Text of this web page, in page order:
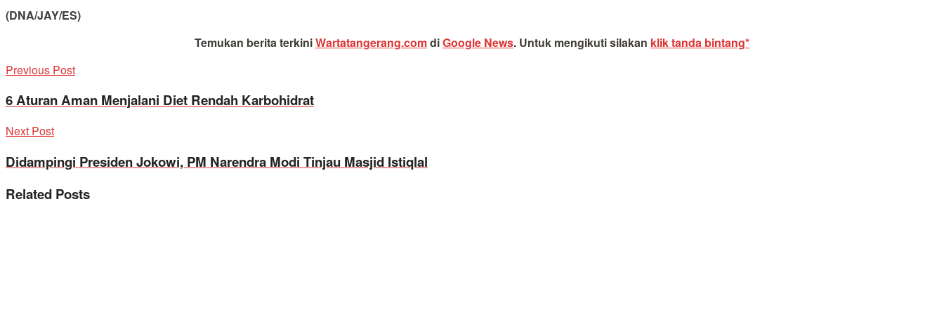
(DNA/JAY/ES)
Temukan berita terkiniWartatangerang.comdiGoogle News. Untuk mengikuti silakan klik tanda bintang*
Previous Post
6 Aturan Aman Menjalani Diet Rendah Karbohidrat
Next Post
Didampingi Presiden Jokowi, PM Narendra Modi Tinjau Masjid Istiqlal
Related Posts